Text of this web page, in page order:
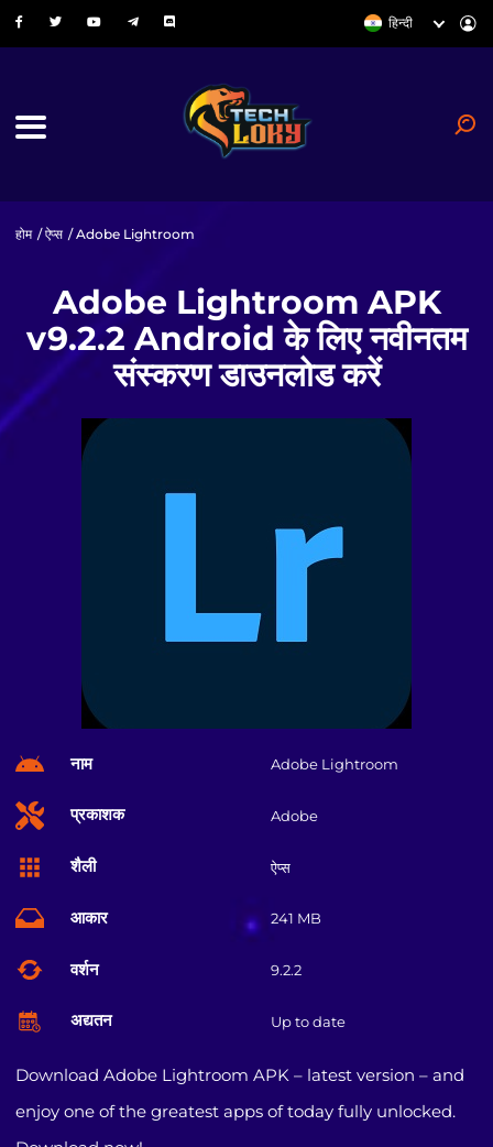
हिन्दी
होम /ऐप्स / Adobe Lightroom
Adobe Lightroom APK
v9.2.2 Android के लिए नवीनतम
संस्करण डाउनलोड करें
नाम Adobe Lightroom
प्रकाशक Adobe
शैली ऐप्स
आकार 241 MB
वर्शन 9.2.2
अद्यतन Up to date
Download Adobe Lightroom APK – latest version – and
enjoy one of the greatest apps of today fully unlocked.